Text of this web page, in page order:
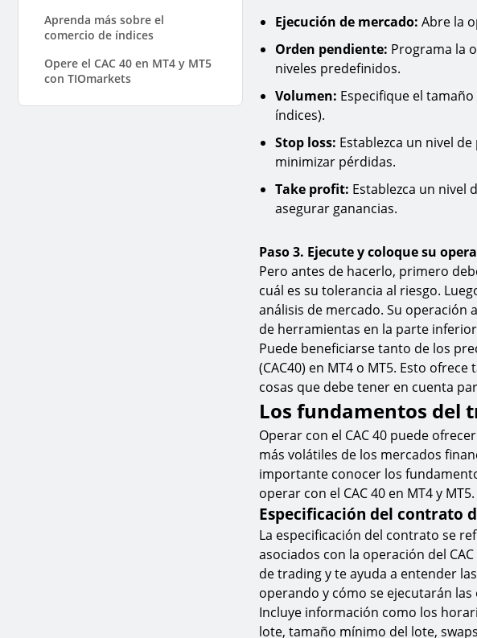
Aprenda más sobre el
comercio de índices
Opere el CAC 40 en MT4 y MT5
con TIOmarkets
Ejecución de mercado: Abre la
Orden pendiente: Programa la
niveles predefinidos.
Volumen: Especifique el
índices).
Stop loss: Establezca un nivel
minimizar pérdidas.
Take profit: Establezca un nivel
asegurar ganancias.
Paso 3. Ejecute y coloque su
Pero antes de hacerlo, primero
cuál es su tolerancia al riesgo.
análisis de mercado. Su operación
de herramientas en la parte
Puede beneficiarse tanto de los
(CAC40) en MT4 o MT5. Esto
cosas que debe tener en cuenta
Los fundamentos del
Operar con el CAC 40 puede
más volátiles de los mercados
importante conocer los
operar con el CAC 40 en MT4 y MT5.
Especificación del contrato
La especificación del contrato se
asociados con la operación del
de trading y te ayuda a entender
operando y cómo se ejecutarán
Incluye información como los
lote, tamaño mínimo del lote,